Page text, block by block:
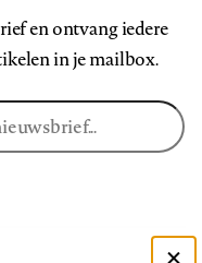
en ontvang iedere
in je mailbox.